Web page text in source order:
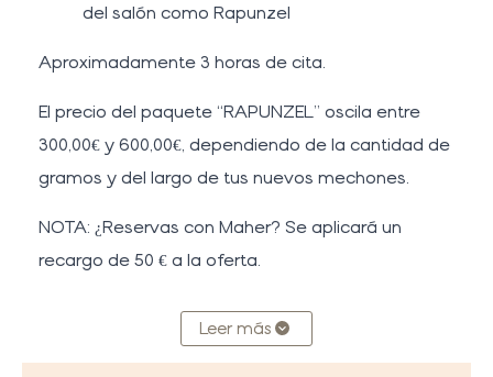
del salón como Rapunzel
Aproximadamente 3 horas de cita.
El precio del paquete “RAPUNZEL” oscila entre
300,00€ y 600,00€, dependiendo de la cantidad de
gramos y del largo de tus nuevos mechones.
NOTA: ¿Reservas con Maher? Se aplicará un
recargo de 50 € a la oferta.
Leer más